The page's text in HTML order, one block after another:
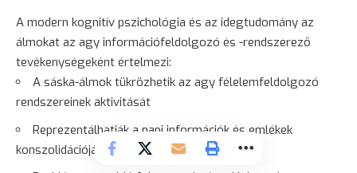
A modern kognitív pszichológia és az idegtudomány az
álmokat az agy információfeldolgozó és -rendszerező
tevékenységeként értelmezi:
A sáska-álmok tükrözhetik az agy félelemfeldolgozó
rendszereinek aktivitását
Reprezentálhatják a napi információk és emlékek
konszolidációját